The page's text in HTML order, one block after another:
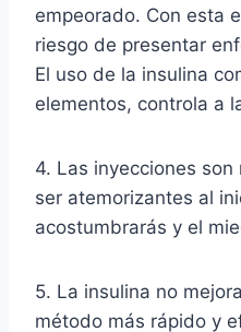
empeorado. Con esta
riesgo de presentar
El uso de la insulina
elementos, controla a
4. Las inyecciones
ser atemorizantes al
acostumbrarás y el
5. La insulina no
método más rápido y